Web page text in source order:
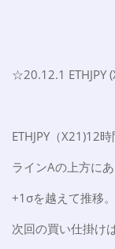
☆20.12.1 ETHJPY
ETHJPY（X21)12
ラインAの上方に
+1σを越えて推移。
次回の買い仕掛け